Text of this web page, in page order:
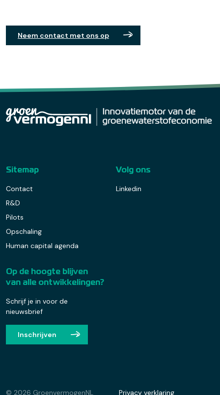
Neem contact met ons op
Sitemap
Contact
R&D
Pilots
Opschaling
Human capital agenda
Volg ons
Linkedin
Op de hoogte blijven
van alle ontwikkelingen?
Schrijf je in voor de
nieuwsbrief
Inschrijven
© 2026 GroenvermogenNL Privacy verklaring